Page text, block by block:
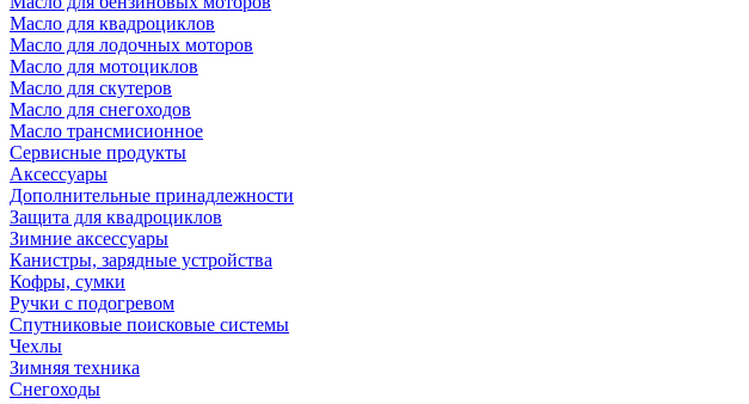
Масло для квадроциклов
Масло для лодочных моторов
Масло для мотоциклов
Масло для скутеров
Масло для снегоходов
Масло трансмисионное
Сервисные продукты
Аксессуары
Дополнительные принадлежности
Защита для квадроциклов
Зимние аксессуары
Канистры, зарядные устройства
Кофры, сумки
Ручки с подогревом
Спутниковые поисковые системы
Чехлы
Зимняя техника
Снегоходы